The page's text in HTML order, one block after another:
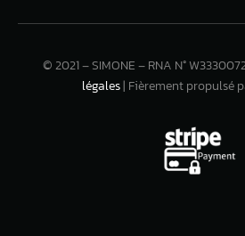
© 2021 – SIMONE – RNA N°
légales| Fièrement propulsé